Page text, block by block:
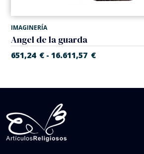
IMAGINERÍA
Angel de la guarda
651,24 € - 16.611,57 €